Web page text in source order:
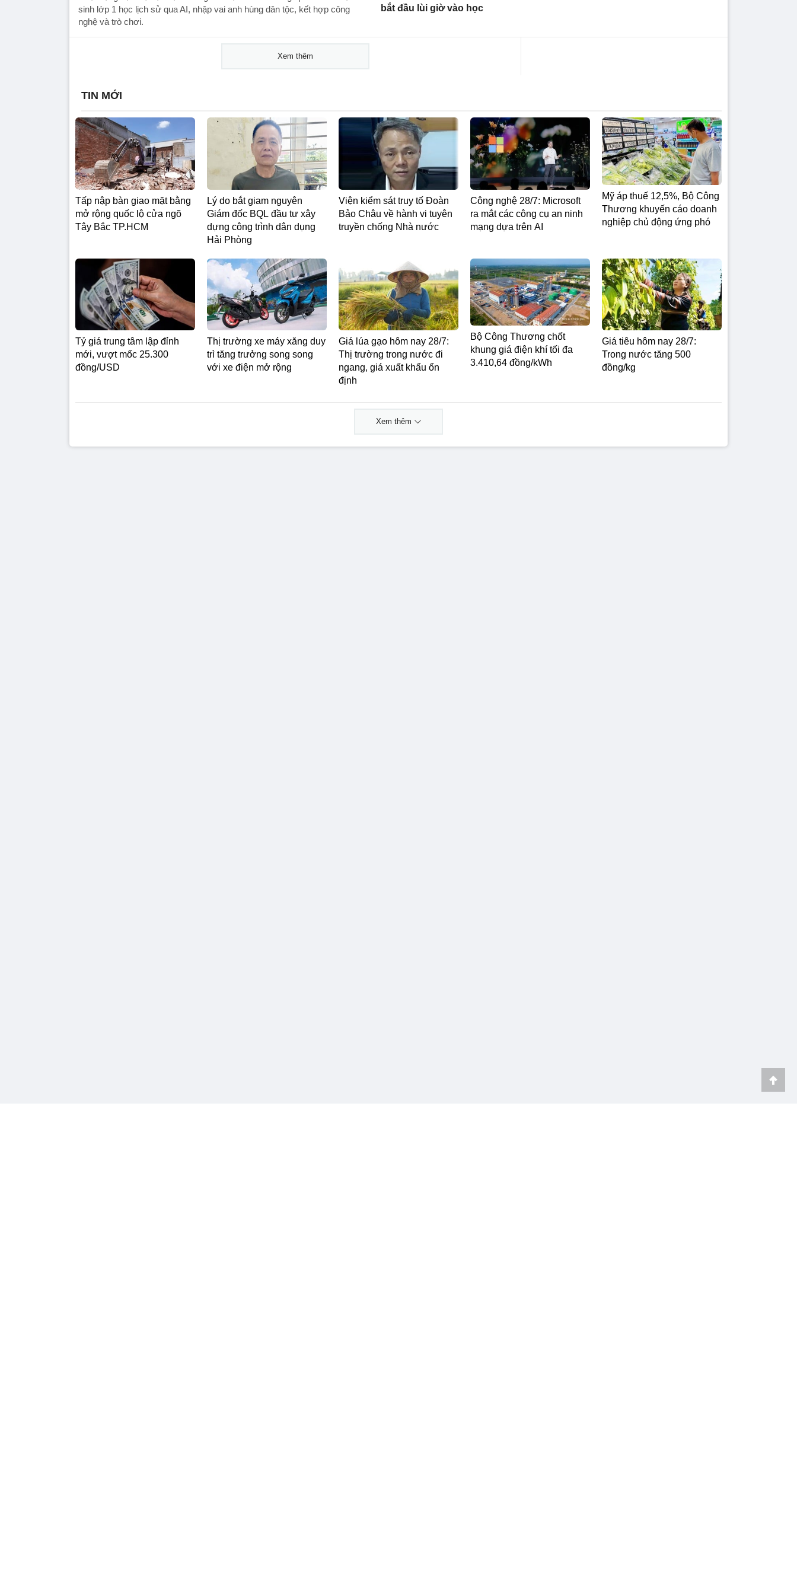
sinh lớp 1 học lịch sử qua AI, nhập vai anh hùng dân tộc, kết hợp công
nghệ và trò chơi.
bắt đầu lùi giờ vào học
Xem thêm
TIN MỚI
Tấp nập bàn giao mặt bằng
mở rộng quốc lộ cửa ngõ
Tây Bắc TP.HCM
Lý do bắt giam nguyên
Giám đốc BQL đầu tư xây
dựng công trình dân dụng
Hải Phòng
Viện kiểm sát truy tố Đoàn
Bảo Châu về hành vi tuyên
truyền chống Nhà nước
Công nghệ 28/7: Microsoft
ra mắt các công cụ an ninh
mạng dựa trên AI
Mỹ áp thuế 12,5%, Bộ Công
Thương khuyến cáo doanh
nghiệp chủ động ứng phó
Tỷ giá trung tâm lập đỉnh
mới, vượt mốc 25.300
đồng/USD
Thị trường xe máy xăng duy
trì tăng trưởng song song
với xe điện mở rộng
Giá lúa gạo hôm nay 28/7:
Thị trường trong nước đi
ngang, giá xuất khẩu ổn
định
Bộ Công Thương chốt
khung giá điện khí tối đa
3.410,64 đồng/kWh
Giá tiêu hôm nay 28/7:
Trong nước tăng 500
đồng/kg
Xem thêm